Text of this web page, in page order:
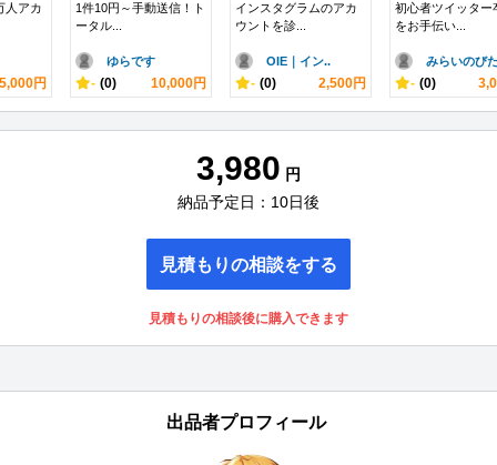
人アカ
5,000円
1件10円～手動送信！ト
ータル...
ゆらです
- (0) 10,000円
インスタグラムのアカ
ウントを診...
OIE｜イン..
- (0) 2,500円
初心者ツイッター
をお手伝い...
みらいのび
- (0)
3,980 円
納品予定日：10日後
見積もりの相談をする
見積もりの相談後に購入できます
出品者プロフィール